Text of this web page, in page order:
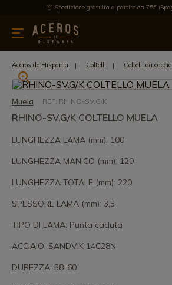
Spedizione gratuita a partire da 75€
cucina Offre Ultime notizie
Aceros de Hispania Coltelli Coltelli da caccia
Muela REF: RHINO-SV.G/K
RHINO-SV.G/K COLTELLO MUELA
LUNGHEZZA LAMA (mm): 100
LUNGHEZZA MANICO (mm): 120
LUNGHEZZA TOTALE (mm): 220
SPESSORE LAMA (mm): 3,5
TIPO DI LAMA: Punta caduta
ACCIAIO: SANDVIK 14C28N
DUREZZA: 58-60